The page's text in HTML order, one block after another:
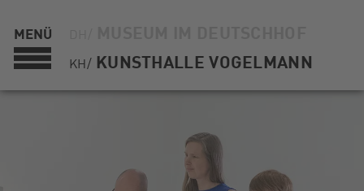
MENÜ
KH/ KUNSTHALLE VOGELMANN